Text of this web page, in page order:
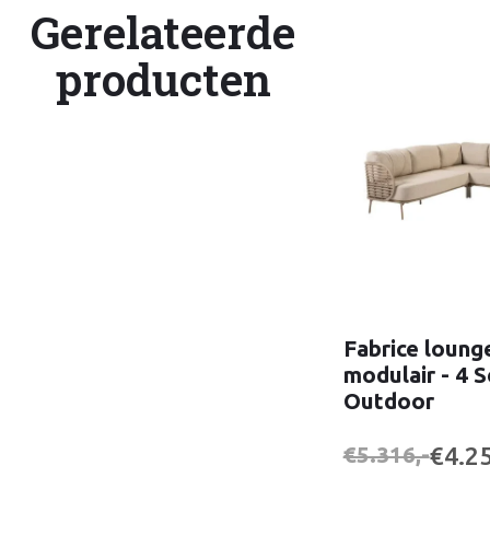
Gerelateerde
producten
Fabrice
modulair - 4
Outdoor
€5.316,-